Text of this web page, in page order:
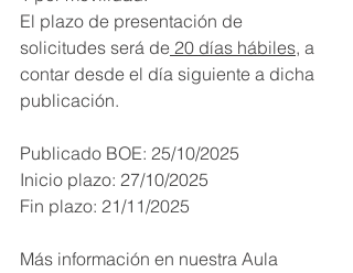
El plazo de presentación de
solicitudes será de 20 días hábiles, a
contar desde el día siguiente a dicha
publicación.
Publicado BOE: 25/10/2025
Inicio plazo: 27/10/2025
Fin plazo: 21/11/2025
Más información en nuestra Aula